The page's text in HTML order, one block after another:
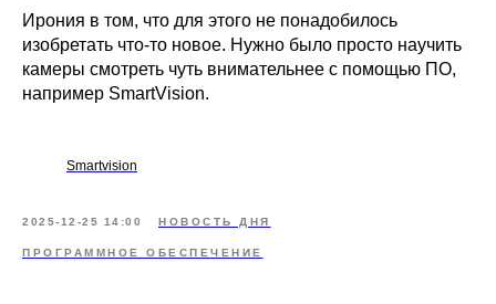
Ирония в том, что для этого не понадобилось
изобретать что-то новое. Нужно было просто научить
камеры смотреть чуть внимательнее с помощью ПО,
например SmartVision.
Smartvision
2025-12-25 14:00 НОВОСТЬ ДНЯ
ПРОГРАММНОЕ ОБЕСПЕЧЕНИЕ